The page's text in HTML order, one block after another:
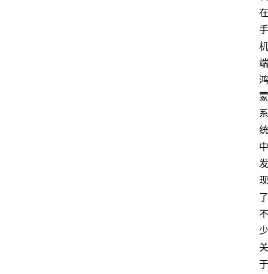
在
手
机
端
鸿
蒙
系
统
中
发
现
了
不
少
关
于